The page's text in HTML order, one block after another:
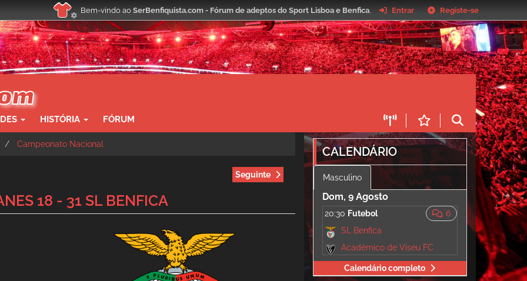
Bem-vindo ao SerBenfiquista.com - Fórum de adeptos do Sport Lisboa e Benfica. Entrar Registe-se
HISTÓRIA FÓRUM
Campeonato Nacional
Seguinte
18 - 31 SL BENFICA
CALENDÁRIO
Masculino
Dom, 9 Agosto
6
20:30 Futebol
SL Benfica
Académico de Viseu FC
Calendário completo